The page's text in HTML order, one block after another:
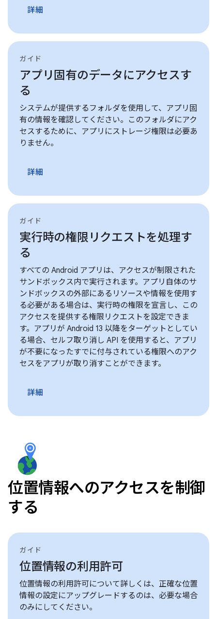
詳細
ガイド
アプリ固有のデータにアクセスす
る
システムが提供するフォルダを使用して、アプリ固
有の情報を確認してください。このフォルダにアク
セスするために、アプリにストレージ権限は必要あ
りません。
詳細
ガイド
実行時の権限リクエストを処理す
る
すべての Android アプリは、アクセスが制限された
サンドボックス内で実行されます。アプリ自体のサ
ンドボックスの外部にあるリソースや情報を使用す
る必要がある場合は、実行時の権限を宣言し、この
アクセスを提供する権限リクエストを設定できま
す。アプリが Android 13 以降をターゲットとしてい
る場合、セルフ取り消し API を使用すると、アプリ
が不要になったすでに付与されている権限へのアク
セスをアプリが取り消すことができます。
詳細
位置情報へのアクセスを制御
する
ガイド
位置情報の利用許可
位置情報の利用許可について詳しくは、正確な位置
情報の設定にアップグレードするのは、必要な場合
のみにしてください。